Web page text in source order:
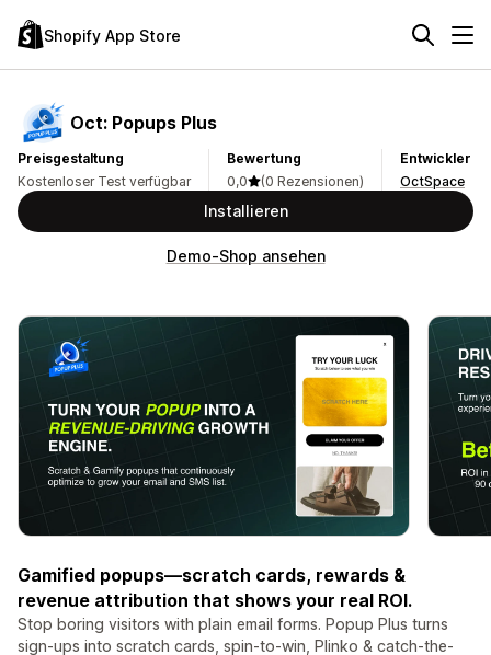
Shopify App Store
Oct: Popups Plus
Preisgestaltung
Kostenloser Test verfügbar
Bewertung
0,0
(0 Rezensionen)
Entwickler
OctSpace
Installieren
Demo-Shop ansehen
Gamified popups—scratch cards, rewards &
revenue attribution that shows your real ROI.
Stop boring visitors with plain email forms. Popup Plus turns
sign-ups into scratch cards, spin-to-win, Plinko & catch-the-